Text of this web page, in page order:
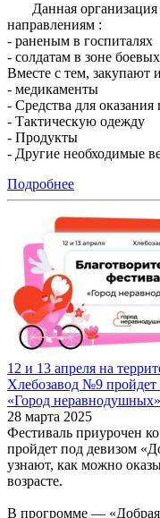
Данная организация
направлениям :
- раненым в госпиталях
- солдатам в зоне
Вместе с тем, закупают
- медикаменты
- Средства для
- Тактическую одежду
- Продукты
- Другие необходимые
Подробнее
12 и 13 апреля на
Хлебозавод №9 пройдет
«Город неравнодушных»
28 марта 2025
Фестиваль приурочен
пройдет под девизом
узнают, как можно
возрасте.
В прогромме — «Добрая